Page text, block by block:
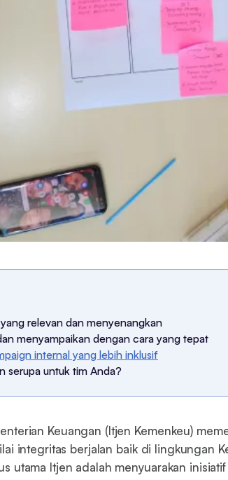
relevan dan menyenangkan
menyampaikan dengan cara yang tepat
internal yang lebih inklusif
serupa untuk tim Anda?
Keuangan (Itjen Kemenkeu)
integritas berjalan baik di lingkungan
utama Itjen adalah menyuarakan